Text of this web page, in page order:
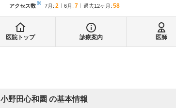
アクセス数※ 7月 : 2 6月 : 7 過去12ヶ月: 58
医院トップ 診療案内 医師
小野田心和園 の基本情報